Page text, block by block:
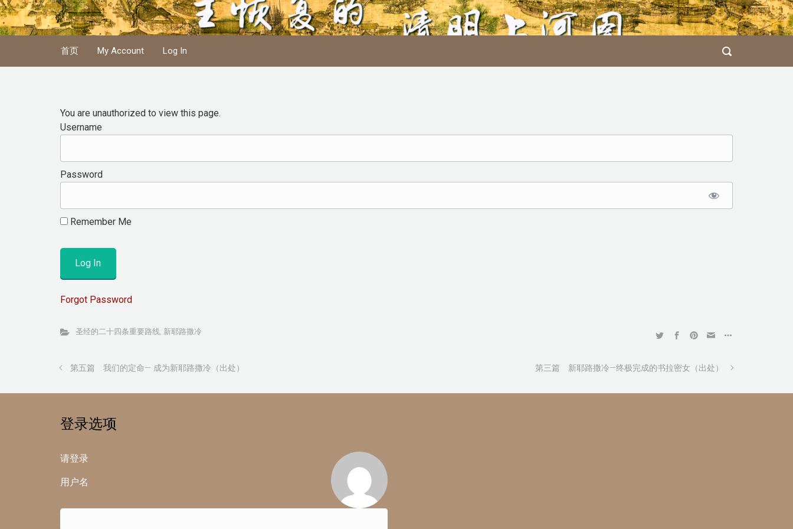
Skip to main content
首页 My Account Log In
You are unauthorized to view this page.
Username
Password
Remember Me
Forgot Password
圣经的二十四条重要路线, 新耶路撒冷
第五篇 我们的定命— 成为新耶路撒冷（出处） 第三篇 新耶路撒冷—终极完成的书拉密女（出处）
登录选项
请登录
用户名